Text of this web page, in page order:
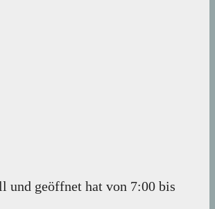
und geöffnet hat von 7:00 bis